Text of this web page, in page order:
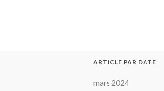
ARTICLE PAR DATE
mars 2024